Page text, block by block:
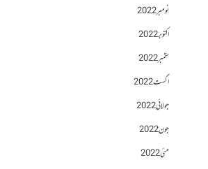
نومبر 2022
اکتوبر 2022
ستمبر 2022
اگست 2022
جولائی 2022
جون 2022
مئی 2022